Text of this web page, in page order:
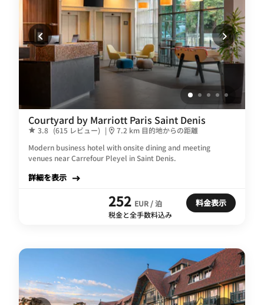
Courtyard by Marriott Paris Saint Denis
3.8 (615 レビュー) |
7.2 km 目的地からの距離
Modern business hotel with onsite dining and meeting
venues near Carrefour Pleyel in Saint Denis.
詳細を表示
252 EUR / 泊
税金と全手数料込み
料金表示